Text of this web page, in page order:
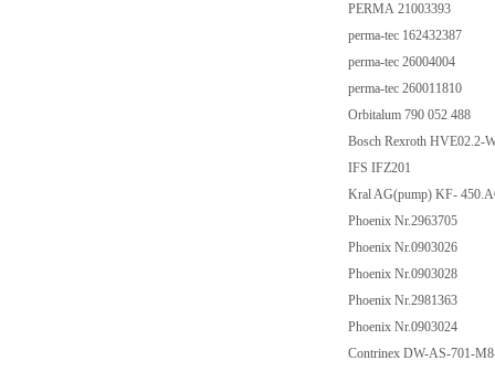
PERMA 21003393
perma-tec 162432387
perma-tec 26004004
perma-tec 260011810
Orbitalum 790 052 488
Bosch Rexroth HVE02.2-
IFS IFZ201
Kral AG(pump) KF-
Phoenix Nr.2963705
Phoenix Nr.0903026
Phoenix Nr.0903028
Phoenix Nr.2981363
Phoenix Nr.0903024
Contrinex DW-AS-701-